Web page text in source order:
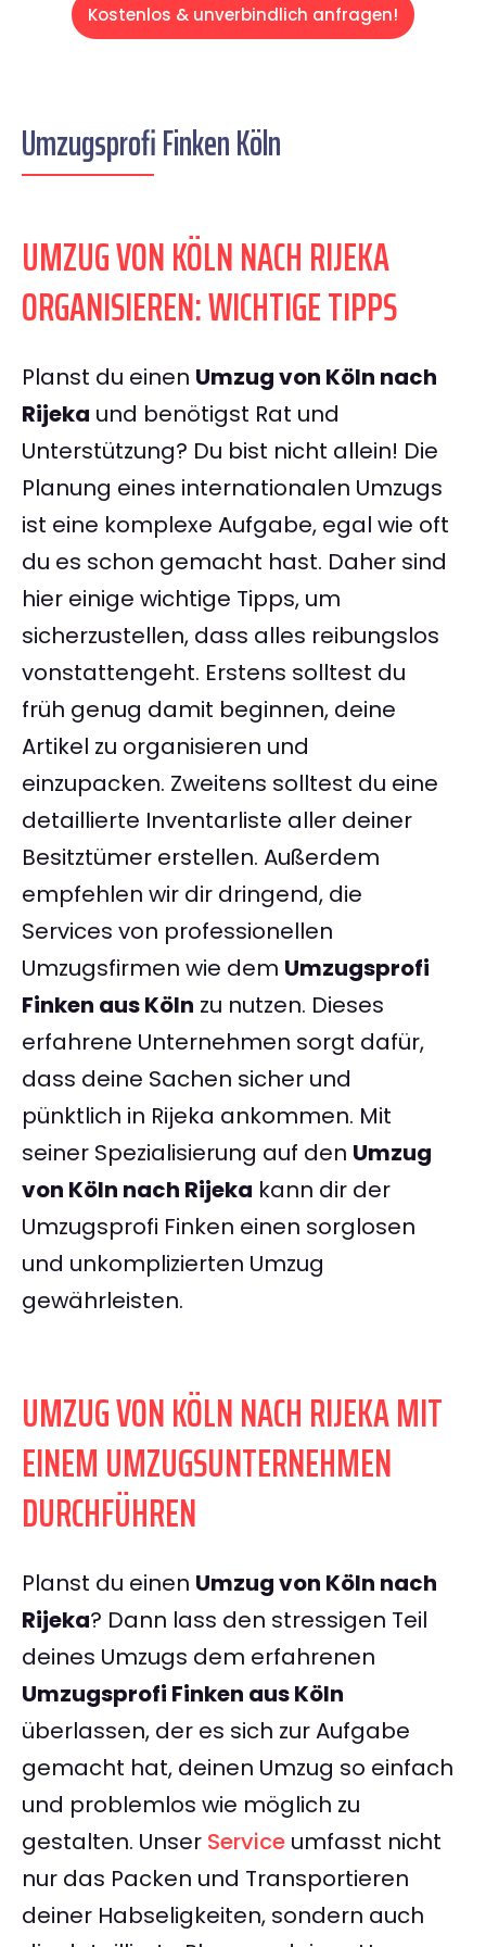
Kostenlos & unverbindlich anfragen!
Umzugsprofi Finken Köln
UMZUG VON KÖLN NACH RIJEKA
ORGANISIEREN: WICHTIGE TIPPS
Planst du einen Umzug von Köln nach
Rijeka und benötigst Rat und
Unterstützung? Du bist nicht allein! Die
Planung eines internationalen Umzugs
ist eine komplexe Aufgabe, egal wie oft
du es schon gemacht hast. Daher sind
hier einige wichtige Tipps, um
sicherzustellen, dass alles reibungslos
vonstattengeht. Erstens solltest du
früh genug damit beginnen, deine
Artikel zu organisieren und
einzupacken. Zweitens solltest du eine
detaillierte Inventarliste aller deiner
Besitztümer erstellen. Außerdem
empfehlen wir dir dringend, die
Services von professionellen
Umzugsfirmen wie dem Umzugsprofi
Finken aus Köln zu nutzen. Dieses
erfahrene Unternehmen sorgt dafür,
dass deine Sachen sicher und
pünktlich in Rijeka ankommen. Mit
seiner Spezialisierung auf den Umzug
von Köln nach Rijeka kann dir der
Umzugsprofi Finken einen sorglosen
und unkomplizierten Umzug
gewährleisten.
UMZUG VON KÖLN NACH RIJEKA MIT
EINEM UMZUGSUNTERNEHMEN
DURCHFÜHREN
Planst du einen Umzug von Köln nach
Rijeka? Dann lass den stressigen Teil
deines Umzugs dem erfahrenen
Umzugsprofi Finken aus Köln
überlassen, der es sich zur Aufgabe
gemacht hat, deinen Umzug so einfach
und problemlos wie möglich zu
gestalten. Unser Service umfasst nicht
nur das Packen und Transportieren
deiner Habseligkeiten, sondern auch